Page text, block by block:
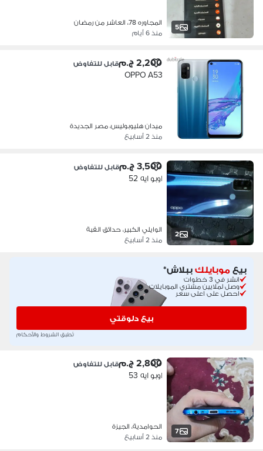
5
المجاوره 78، العاشر من رمضان
منذ 6 أيام
2,200 ج.م قابل للتفاوض
OPPO A53
ميدان هليوبوليس، مصر الجديدة
منذ 2 أسابيع
2
3,500 ج.م قابل للتفاوض
اوبو ايه 52
الوايلي الكبير، حدائق القبة
منذ 2 أسابيع
بيعموبايلكببلاش*
انشر في 3 خطوات
وصل لملايين مشتري الموبايلات
احصل على اعلى سعر
بيع دلوقتي
تُطبق الشروط والأحكام
7
2,800 ج.م قابل للتفاوض
اوبو ايه 53
الحوامدية، الجيزة
منذ 2 أسابيع